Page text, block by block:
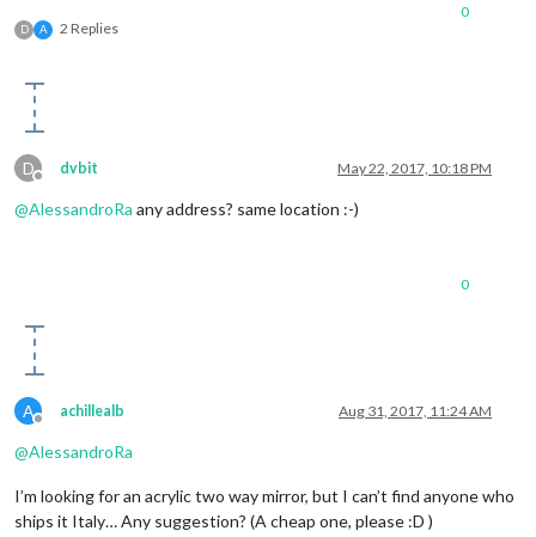
D A 2 Replies
0
D
Offline
dvbit May 22, 2017, 10:18 PM
@AlessandroRa any address? same location :-)
0
A
Offline
achillealb Aug 31, 2017, 11:24 AM
@AlessandroRa
I’m looking for an acrylic two way mirror, but I can’t find anyone who
ships it Italy… Any suggestion? (A cheap one, please :D )